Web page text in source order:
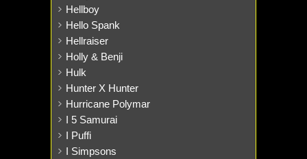
Hellboy
Hello Spank
Hellraiser
Holly & Benji
Hulk
Hunter X Hunter
Hurricane Polymar
I 5 Samurai
I Puffi
I Simpsons